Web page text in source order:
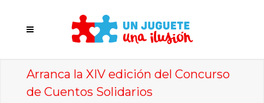
Arranca la XIV edición del Concurso
de Cuentos Solidarios